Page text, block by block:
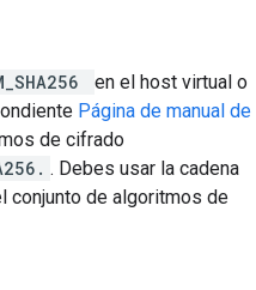
en el host virtual o
Página de manual de
de cifrado
. Debes usar la cadena
conjunto de algoritmos de